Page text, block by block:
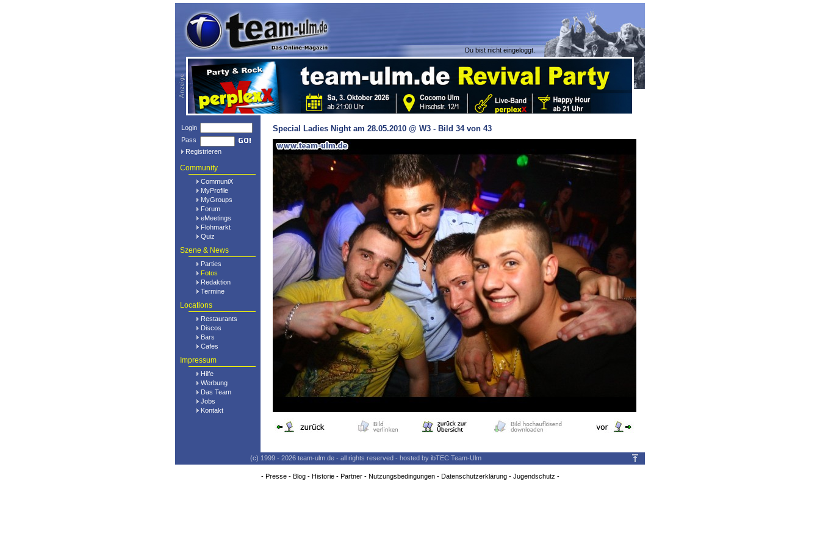
Du bist nicht eingeloggt.
Login
Pass
Registrieren
Community
CommuniX
MyProfile
MyGroups
Forum
eMeetings
Flohmarkt
Quiz
Szene & News
Parties
Fotos
Redaktion
Termine
Locations
Restaurants
Discos
Bars
Cafes
Impressum
Hilfe
Werbung
Das Team
Jobs
Kontakt
Special Ladies Night am 28.05.2010 @ W3 - Bild 34 von 43
(c) 1999 - 2026 team-ulm.de - all rights reserved - hosted by ibTEC Team-Ulm
- Presse- Blog- Historie- Partner- Nutzungsbedingungen- Datenschutzerklärung- Jugendschutz -